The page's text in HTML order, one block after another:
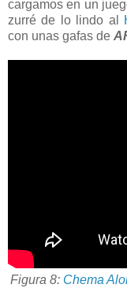
cargamos en un
zurré de lo lindo al
con unas gafas de
Figura 8: Chema